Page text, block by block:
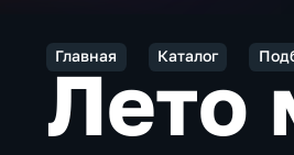
Главная Каталог
Лето